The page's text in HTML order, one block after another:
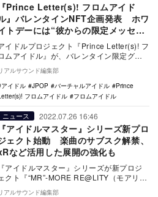
『Prince Letter(s)! フロムアイド
』バレンタインNFT企画発表 ホワ
トデーには“彼からの限定メッセー
画像”が
イドルプロジェクト『Prince Letter(s)! フ
ムアイドル』が、バレンタイン限定グッ
ズを発表。さらに、2月7日～1…
アルサウンド編集部
アイドル
JPOP バーチャルアイドル
Prince
フロムアイドル
フロムアイドル
ニュース 2022.07.26 16:46
『アイドルマスター』シリーズ新プロ
ェクト始動 楽曲のサブスク解禁、
など活用した展開の強化も
『アイドルマスター』シリーズが新プロジ
ェクト『“MR”-MORE RE@LITY（モアリア
リティ）-プロジェクト』を始動する。 …
アルサウンド編集部